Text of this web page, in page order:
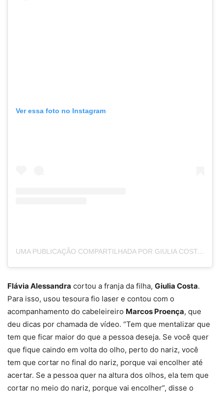
Ver essa foto no Instagram
UMA PUBLICAÇÃO COMPARTILHADA POR GIULIA COSTA🐚🌍 (@GIULIACOSTA)
Flávia Alessandra cortou a franja da filha, Giulia Costa.
Para isso, usou tesoura fio laser e contou com o
acompanhamento do cabeleireiro Marcos Proença, que
deu dicas por chamada de vídeo. “Tem que mentalizar que
tem que ficar maior do que a pessoa deseja. Se você quer
que fique caindo em volta do olho, perto do nariz, você
tem que cortar no final do nariz, porque vai encolher até
acertar. Se a pessoa quer na altura dos olhos, ela tem que
cortar no meio do nariz, porque vai encolher”, disse o